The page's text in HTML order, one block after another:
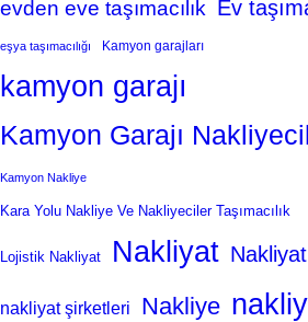
evden eve taşımacılık Ev
eşya taşımacılığı Kamyon garajları
kamyon garajı
Kamyon Garajı
Kamyon Nakliye
Kara Yolu Nakliye Ve Nakliyeciler Taşımacılık
Lojistik Nakliyat Nakliyat
nakliyat şirketleri Nakliye